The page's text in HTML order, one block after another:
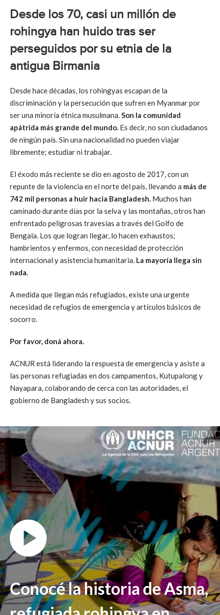
Desde los 70, casi un millón de
rohingya han huido tras ser
perseguidos por su etnia de la
antigua Birmania
Desde hace décadas, los rohingyas escapan de la
discriminación y la persecución que sufren en Myanmar por
ser una minoría étnica musulmana.Son la comunidad
apátrida más grande del mundo. Es decir, no son ciudadanos
de ningún país. Sin una nacionalidad no pueden viajar
libremente; estudiar ni trabajar.
El éxodo más reciente se dio en agosto de 2017, con un
repunte de la violencia en el norte del país, llevando a más de
742 mil personas a huir hacia Bangladesh. Muchos han
caminado durante días por la selva y las montañas, otros han
enfrentado peligrosas travesías a través del Golfo de
Bengala. Los que logran llegar, lo hacen exhaustos;
hambrientos y enfermos, con necesidad de protección
internacional y asistencia humanitaria. La mayoría llega sin
nada.
A medida que llegan más refugiados, existe una urgente
necesidad de refugios de emergencia y artículos básicos de
socorro.
Por favor, doná ahora.
ACNUR está liderando la respuesta de emergencia y asiste a
las personas refugiadas en dos campamentos, Kutupalong y
Nayapara, colaborando de cerca con las autoridades, el
gobierno de Bangladesh y sus socios.
Conocé la historia de Asma,